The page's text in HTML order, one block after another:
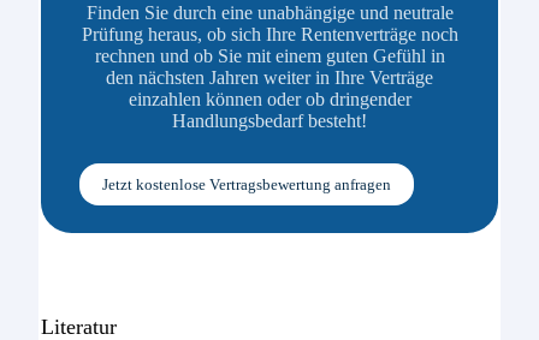
Finden Sie durch eine unabhängige und neutrale
Prüfung heraus, ob sich Ihre Rentenverträge noch
rechnen und ob Sie mit einem guten Gefühl in
den nächsten Jahren weiter in Ihre Verträge
einzahlen können oder ob dringender
Handlungsbedarf besteht!
Jetzt kostenlose Vertragsbewertung anfragen
Literatur